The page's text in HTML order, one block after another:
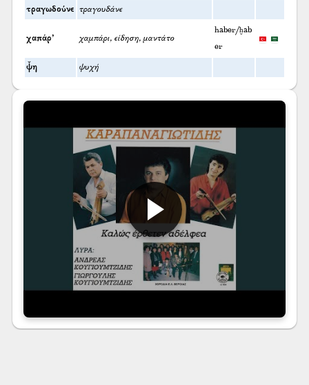
τραγωδούνε τραγουδάνε
χαπάρ’ χαμπάρι, είδηση, μαντάτο
haber/ḫab
er
ψ̌η ψυχή